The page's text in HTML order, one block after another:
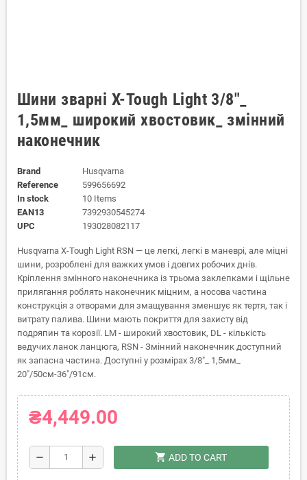
Шини зварні X-Tough Light 3/8"_
1,5мм_ широкий хвостовик_ змінний
наконечник
Brand
Husqvarna
Reference
599656692
In stock
10 Items
EAN13
7392930545274
UPC
193028082117
Husqvarna X-Tough Light RSN — це легкі, легкі в маневрі, але міцні
шини, розроблені для важких умов і довгих робочих днів.
Кріплення змінного наконечника із трьома заклепками і щільне
прилягання роблять наконечник міцним, а носова частина
конструкція з отворами для змащування зменшує як тертя, так і
витрату палива. Шини мають покриття для захисту від
подряпин та корозії. LM - широкий хвостовик, DL - кількість
ведучих ланок ланцюга, RSN - Змінний наконечник доступний
як запасна частина. Доступні у розмірах 3/8"_ 1,5мм_
20"/50см-36"/91см.
₴4,449.00
remove add shopping_cart ADD TO CART